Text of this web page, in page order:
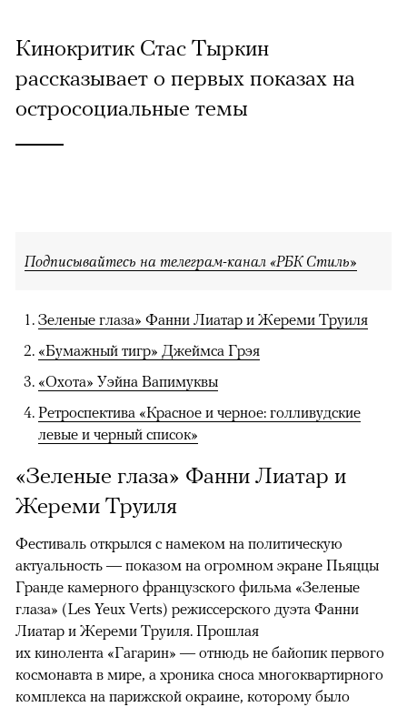
Кинокритик Стас Тыркин
рассказывает о первых показах на
остросоциальные темы
Подписывайтесь на телеграм-канал «РБК Стиль»
Зеленые глаза» Фанни Лиатар и Жереми Труиля
«Бумажный тигр» Джеймса Грэя
«Охота» Уэйна Вапимуквы
Ретроспектива «Красное и черное: голливудские
левые и черный список»
«Зеленые глаза» Фанни Лиатар и
Жереми Труиля
Фестиваль открылся с намеком на политическую
актуальность — показом на огромном экране Пьяццы
Гранде камерного французского фильма «Зеленые
глаза» (Les Yeux Verts) режиссерского дуэта Фанни
Лиатар и Жереми Труиля. Прошлая
их кинолента «Гагарин» — отнюдь не байопик первого
космонавта в мире, а хроника сноса многоквартирного
комплекса на парижской окраине, которому было